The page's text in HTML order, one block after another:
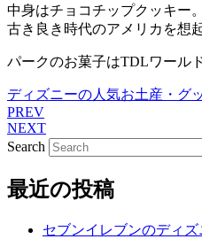
中身はチョコチップクッキー。
古き良き時代のアメリカを想
パークのお菓子はTDLワール
ディズニーの人気お土産・グ
PREV
NEXT
Search
最近の投稿
セブンイレブンのディズ